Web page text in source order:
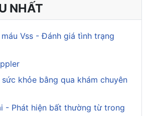
NHẤT
Vss - Đánh giá tình trạng
khỏe bằng qua khám chuyên
- Phát hiện bất thường từ trong